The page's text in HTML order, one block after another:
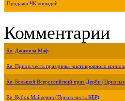
Продажа ЧК лошадей
Комментарии
Re: Джамила Маф
Re: Приз в честь праздника чистокровного
Re: Большой Всероссийский приз Дерби (Приз
Re: Кубок Майлеров (Приз в честь КБР)